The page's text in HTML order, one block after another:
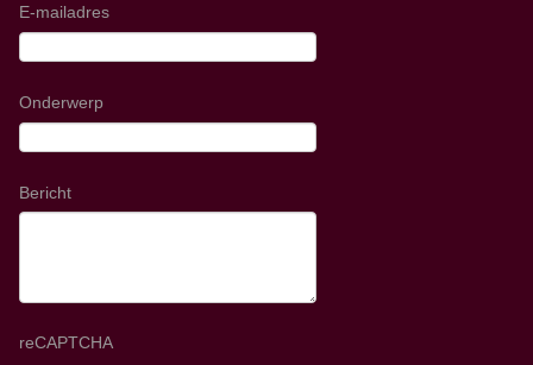
E-mailadres
Onderwerp
Bericht
reCAPTCHA